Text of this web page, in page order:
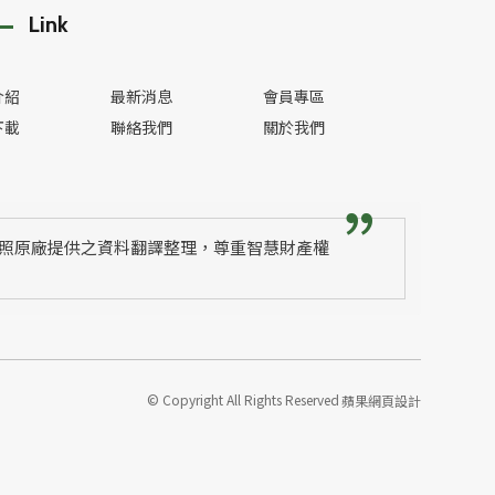
Link
最新消息
會員專區
聯絡我們 關於我們
原廠提供之資料翻譯整理，尊重智慧財產權
© Copyright All Rights Reserved蘋果網頁設計